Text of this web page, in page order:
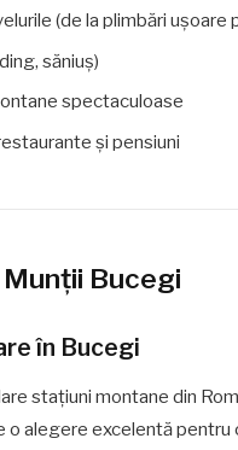
(de la plimbări ușoare
săniuș)
spectaculoase
și pensiuni
Munții Bucegi
în Bucegi
stațiuni montane din
alegere excelentă